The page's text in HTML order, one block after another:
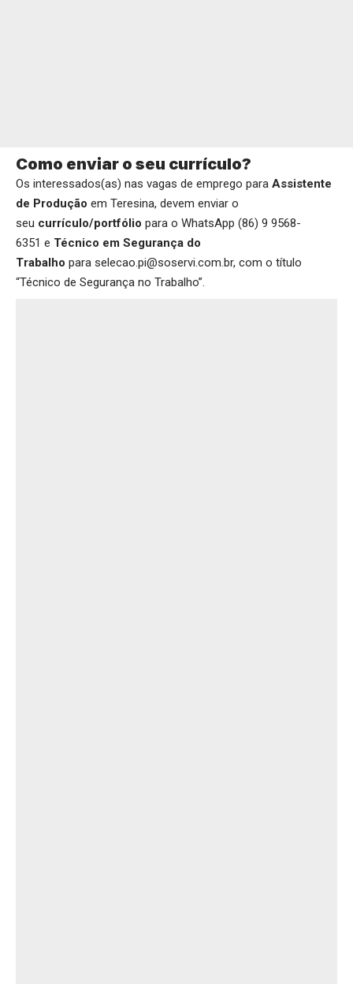
Como enviar o seu currículo?
Os interessados(as) nas vagas de emprego para Assistente
de Produção em Teresina, devem enviar o
seu currículo/portfólio para o WhatsApp (86) 9 9568-
6351 e Técnico em Segurança do
Trabalho para selecao.pi@soservi.com.br, com o título
“Técnico de Segurança no Trabalho”.